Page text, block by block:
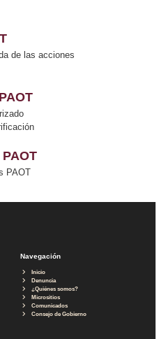
de las acciones
PAOT
Navegación
Inicio
Denuncia
¿Quiénes somos?
Micrositios
Comunicados
Consejo de Gobierno